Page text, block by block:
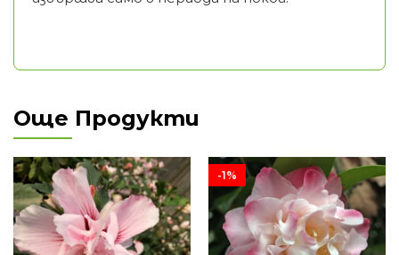
Още Продукти
-1%